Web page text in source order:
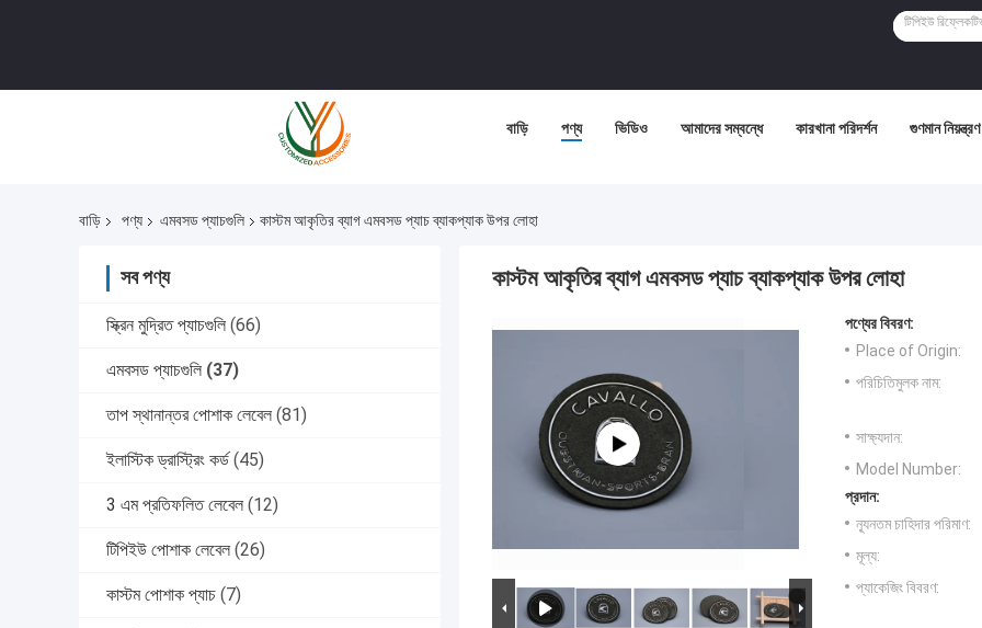
বাড়ি পণ্য ভিডিও আমাদের সম্বন্ধে কারখানা পরিদর্শন গুণমান নিয়ন্ত্রণ
বাড়ি পণ্য এমবসড প্যাচগুলি কাস্টম আকৃতির ব্যাগ এমবসড প্যাচ ব্যাকপ্যাক উপর লোহা
সব পণ্য
স্ক্রিন মুদ্রিত প্যাচগুলি (66)
এমবসড প্যাচগুলি (37)
তাপ স্থানান্তর পোশাক লেবেল (81)
ইলাস্টিক ড্রাস্ট্রিং কর্ড (45)
3 এম প্রতিফলিত লেবেল (12)
টিপিইউ পোশাক লেবেল (26)
কাস্টম পোশাক প্যাচ (7)
কাস্টম আকৃতির ব্যাগ এমবসড প্যাচ ব্যাকপ্যাক উপর লোহা
পণ্যের বিবরণ:
Place of Origin:
পরিচিতিমুলক নাম:
সাক্ষ্যদান:
Model Number:
প্রদান:
ন্যূনতম চাহিদার পরিমাণ:
মূল্য:
প্যাকেজিং বিবরণ: